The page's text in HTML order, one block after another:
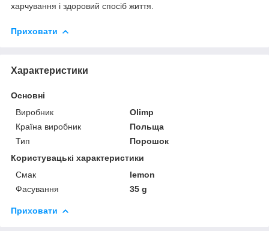
харчування і здоровий спосіб життя.
Приховати
Характеристики
Основні
Виробник
Olimp
Країна виробник
Польща
Тип
Порошок
Користувацькі характеристики
Смак
lemon
Фасування
35 g
Приховати